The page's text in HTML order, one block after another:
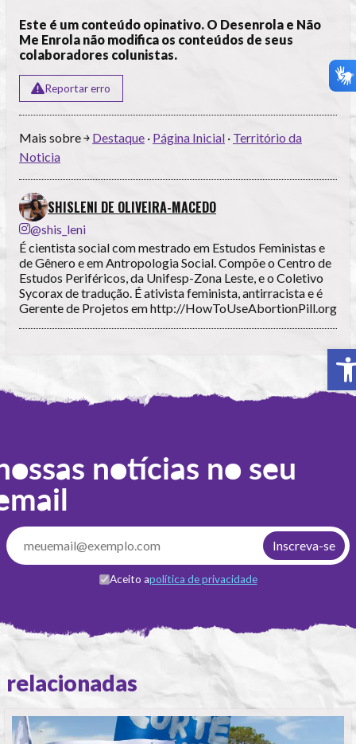
Este é um conteúdo opinativo. O Desenrola e Não
Me Enrola não modifica os conteúdos de seus
colaboradores colunistas.
Reportar erro
Mais sobre ￫ Destaque · Página Inicial · Território da
Noticia
SHISLENI DE OLIVEIRA-MACEDO
@shis_leni
É cientista social com mestrado em Estudos Feministas e
de Gênero e em Antropologia Social. Compõe o Centro de
Estudos Periféricos, da Unifesp-Zona Leste, e o Coletivo
Sycorax de tradução. É ativista feminista, antirracista e é
Gerente de Projetos em http://HowToUseAbortionPill.org
notícias no seu
Aceito apolítica de privacidade
relacionadas